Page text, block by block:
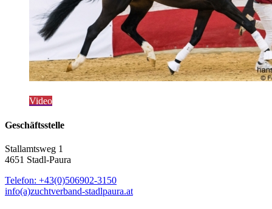
Video
Geschäftsstelle
Stallamtsweg 1
4651 Stadl-Paura
Telefon: +43(0)506902-3150
info(a)zuchtverband-stadlpaura.at